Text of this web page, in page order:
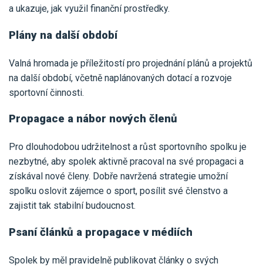
a ukazuje, jak využil finanční prostředky.
Plány na další období
Valná hromada je příležitostí pro projednání plánů a projektů
na další období, včetně naplánovaných dotací a rozvoje
sportovní činnosti.
Propagace a nábor nových členů
Pro dlouhodobou udržitelnost a růst sportovního spolku je
nezbytné, aby spolek aktivně pracoval na své propagaci a
získával nové členy. Dobře navržená strategie umožní
spolku oslovit zájemce o sport, posílit své členstvo a
zajistit tak stabilní budoucnost.
Psaní článků a propagace v médiích
Spolek by měl pravidelně publikovat články o svých